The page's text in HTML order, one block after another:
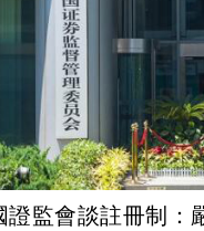
證監會談註冊制：